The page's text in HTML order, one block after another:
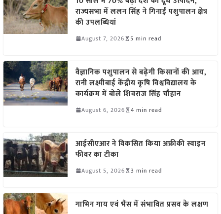
राज्यसभा में ललन सिंह ने गिनाईं पशुपालन क्षेत्र
की उपलब्धियां
August 7, 2026 5 min read
वैज्ञानिक पशुपालन से बढ़ेगी किसानों की आय,
रानी लक्ष्मीबाई केंद्रीय कृषि विश्वविद्यालय के
कार्यक्रम में बोले शिवराज सिंह चौहान
August 6, 2026 4 min read
आईसीएआर ने विकसित किया अफ्रीकी स्वाइन
फीवर का टीका
August 5, 2026 3 min read
गाभिन गाय एवं भैंस में संभावित प्रसव के लक्षण